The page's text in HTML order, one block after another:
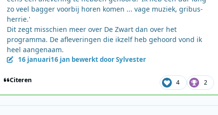
zo veel bagger voorbij horen komen ... vage muziek, gribus-
herrie.'
Dit zegt misschien meer over De Zwart dan over het
programma. De afleveringen die ikzelf heb gehoord vond ik
heel aangenaam.
16 januari16 jan bewerkt door Sylvester
Citeren 4 2